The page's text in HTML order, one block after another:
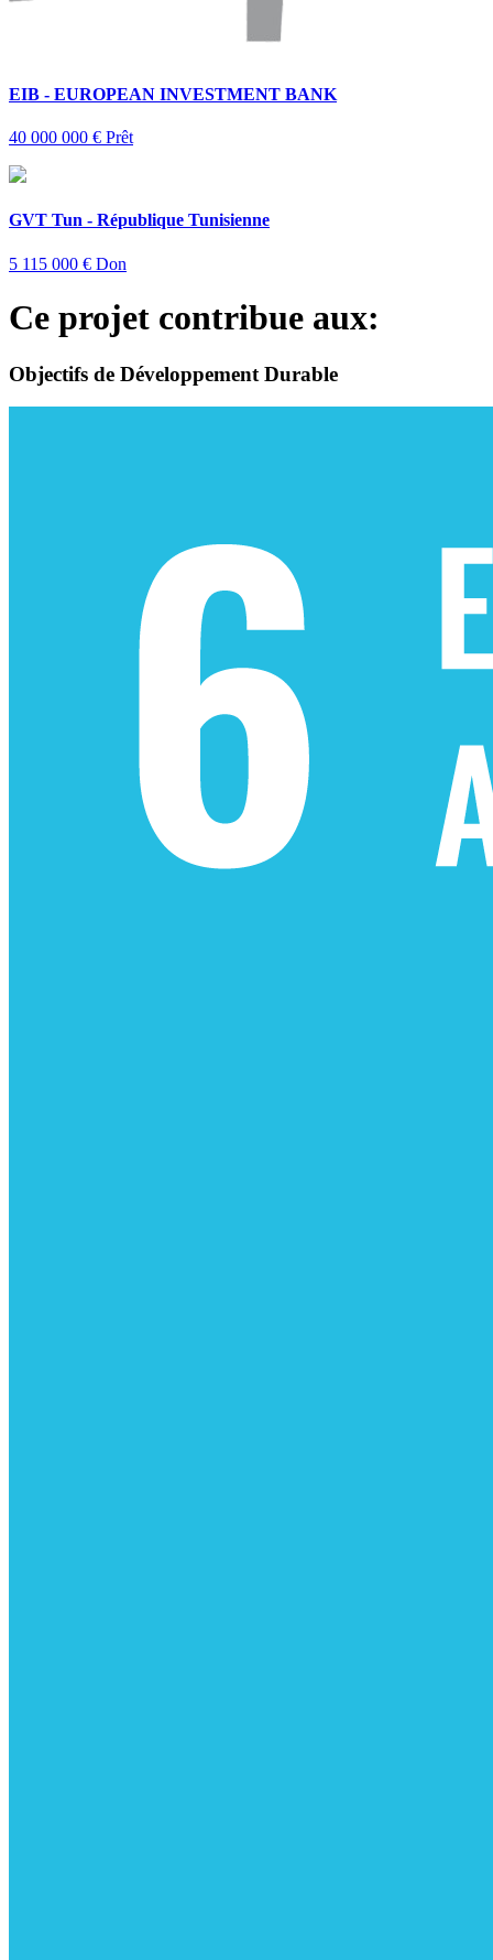
EIB - EUROPEAN INVESTMENT BANK
40 000 000 € Prêt
GVT Tun - République Tunisienne
5 115 000 € Don
Ce projet contribue aux:
Objectifs de Développement Durable